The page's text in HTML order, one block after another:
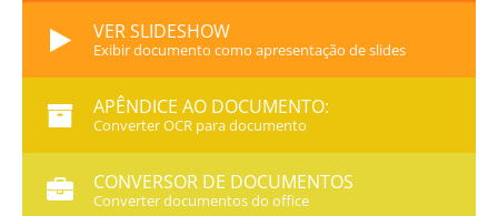
VER SLIDESHOW
Exibir documento como apresentação de slides
APÊNDICE AO DOCUMENTO:
Converter OCR para documento
CONVERSOR DE DOCUMENTOS
Converter documentos do office